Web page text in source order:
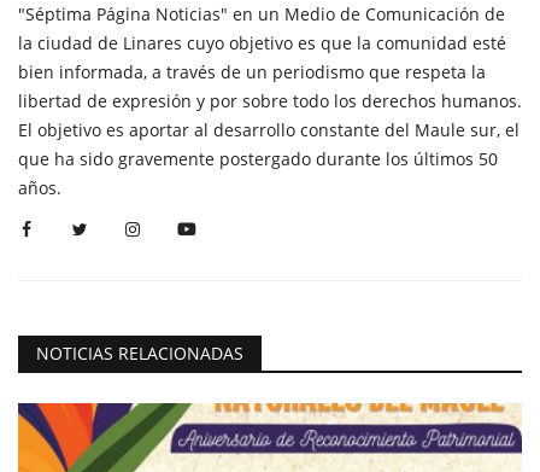
"Séptima Página Noticias" en un Medio de Comunicación de
la ciudad de Linares cuyo objetivo es que la comunidad esté
bien informada, a través de un periodismo que respeta la
libertad de expresión y por sobre todo los derechos humanos.
El objetivo es aportar al desarrollo constante del Maule sur, el
que ha sido gravemente postergado durante los últimos 50
años.
NOTICIAS RELACIONADAS